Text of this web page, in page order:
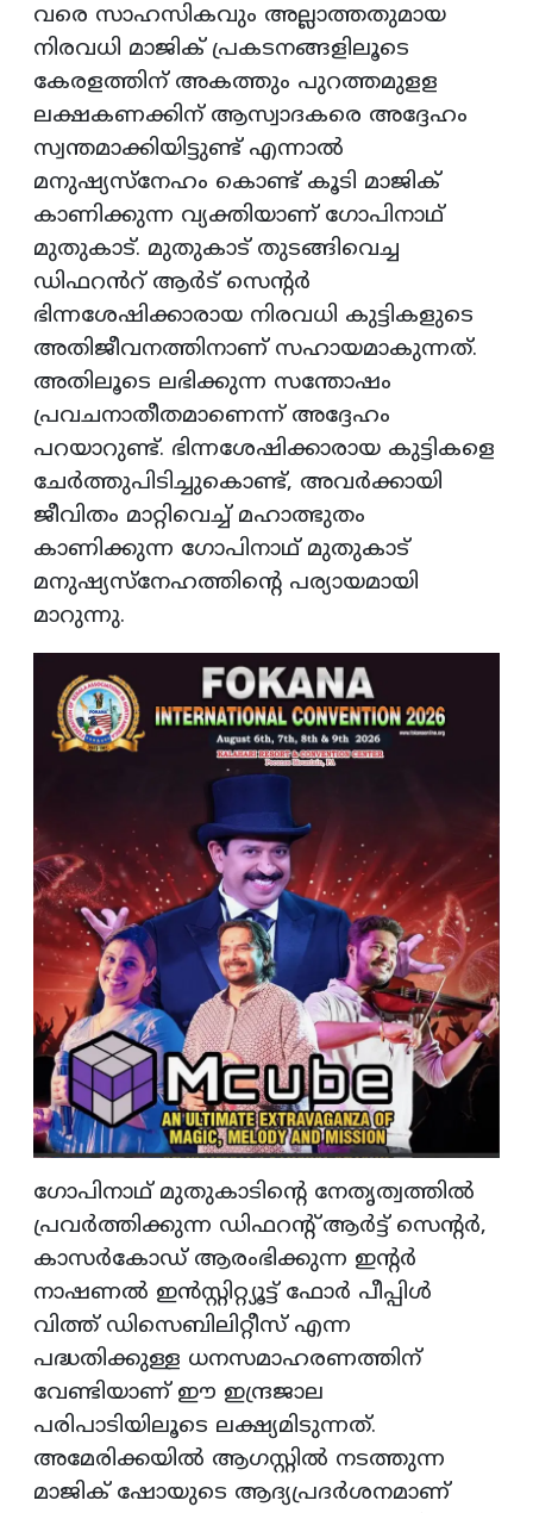
വരെ സാഹസികവും അല്ലാത്തതുമായ
നിരവധി മാജിക് പ്രകടനങ്ങളിലൂടെ
കേരളത്തിന് അകത്തും പുറത്തമുളള
ലക്ഷകണക്കിന് ആസ്വാദകരെ അദ്ദേഹം
സ്വന്തമാക്കിയിട്ടുണ്ട് എന്നാൽ
മനുഷ്യസ്നേഹം കൊണ്ട് കൂടി മാജിക്
കാണിക്കുന്ന വ്യക്തിയാണ് ഗോപിനാഥ്‌
മുതുകാട്. മുതുകാട് തുടങ്ങിവെച്ച
ഡിഫറൻറ് ആർട് സെന്റർ
ഭിന്നശേഷിക്കാരായ നിരവധി കുട്ടികളുടെ
അതിജീവനത്തിനാണ് സഹായമാകുന്നത്.
അതിലൂടെ ലഭിക്കുന്ന സന്തോഷം
പ്രവചനാതീതമാണെന്ന് അദ്ദേഹം
പറയാറുണ്ട്. ഭിന്നശേഷിക്കാരായ കുട്ടികളെ
ചേര്‍ത്തുപിടിച്ചുകൊണ്ട്, അവര്‍ക്കായി
ജീവിതം മാറ്റിവെച്ച് മഹാത്ഭുതം
കാണിക്കുന്ന ഗോപിനാഥ് മുതുകാട്
മനുഷ്യസ്നേഹത്തിന്റെ പര്യായമായി
മാറുന്നു.
ഗോപിനാഥ് മുതുകാടിന്റെ നേതൃത്വത്തില്‍
പ്രവര്‍ത്തിക്കുന്ന ഡിഫറന്റ് ആര്‍ട്ട് സെന്റർ,
കാസര്‍കോഡ് ആരംഭിക്കുന്ന ഇന്റര്‍
നാഷണല്‍ ഇന്‍സ്റ്റിറ്റ്യൂട്ട് ഫോര്‍ പീപ്പിള്‍
വിത്ത് ഡിസെബിലിറ്റീസ് എന്ന
പദ്ധതിക്കുള്ള ധനസമാഹരണത്തിന്
വേണ്ടിയാണ് ഈ ഇന്ദ്രജാല
പരിപാടിയിലൂടെ ലക്ഷ്യമിടുന്നത്‌.
അമേരിക്കയിൽ ആഗസ്റ്റിൽ നടത്തുന്ന
മാജിക് ഷോയുടെ ആദ്യപ്രദർശനമാണ്